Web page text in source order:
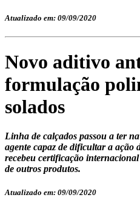
Atualizado em: 09/09/2020
Novo aditivo
formulação
solados
Linha de calçados passou a ter
agente capaz de dificultar a ação
recebeu certificação
de outros produtos.
Atualizado em: 09/09/2020